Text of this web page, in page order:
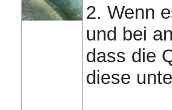
2. Wenn
und bei
dass die
diese